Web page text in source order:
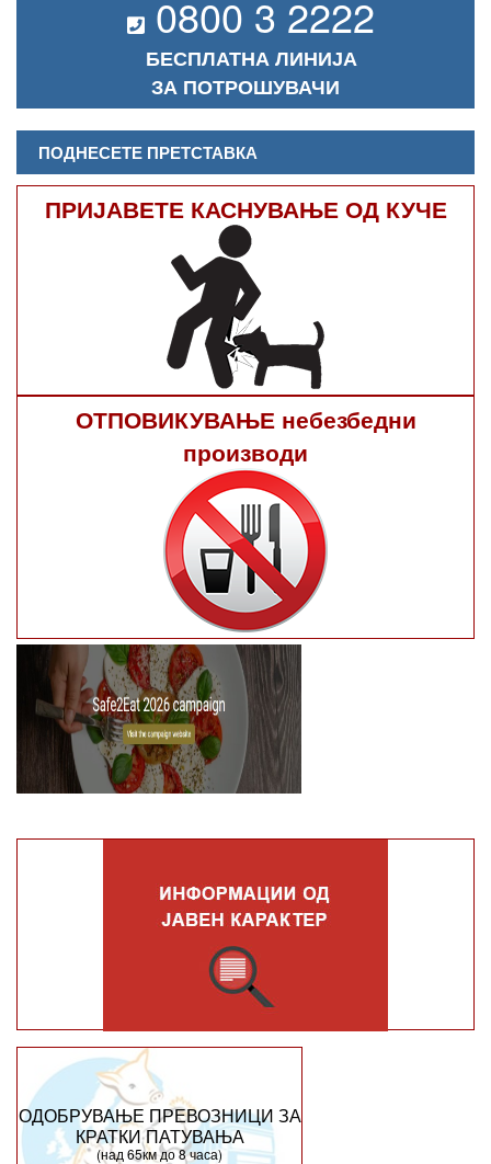
0800 3 2222
БЕСПЛАТНА ЛИНИЈА
ЗА ПОТРОШУВАЧИ
ПОДНЕСЕТЕ ПРЕТСТАВКА
ПРИЈАВЕТЕ КАСНУВАЊЕ ОД КУЧЕ
ОТПОВИКУВАЊЕ небезбедни
производи
ОДОБРУВАЊЕ ПРЕВОЗНИЦИ ЗА
КРАТКИ ПАТУВАЊА
(над 65км до 8 часа)